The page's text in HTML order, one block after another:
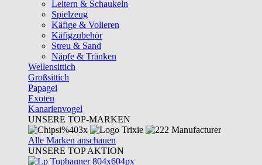
Leitern & Schaukeln
Spielzeug
Käfige & Volieren
Käfigzubehör
Streu & Sand
Näpfe & Tränken
Wellensittich
Großsittich
Papagei
Exoten
Kanarienvogel
UNSERE TOP-MARKEN
Alle Marken anschauen
UNSERE TOP AKTION